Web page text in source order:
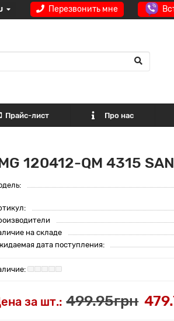
Перезвонить мне
Прайс-лист Про нас
120412-QM 4315
на складе
дата поступления:
за шт.: 499.95грн